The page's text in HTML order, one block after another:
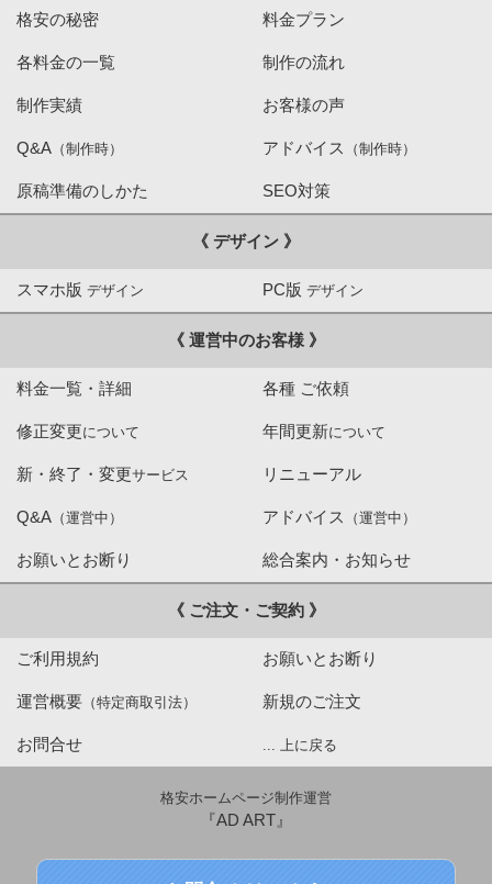
格安の秘密 料金プラン
各料金の一覧 制作の流れ
制作実績 お客様の声
Q&A （制作時） アドバイス （制作時）
原稿準備のしかた SEO対策
《 デザイン 》
スマホ版 デザイン PC版 デザイン
《 運営中のお客様 》
料金一覧・詳細 各種 ご依頼
修正変更について 年間更新について
新・終了・変更サービス リニューアル
Q&A （運営中） アドバイス （運営中）
お願いとお断り 総合案内・お知らせ
《 ご注文・ご契約 》
ご利用規約 お願いとお断り
運営概要 （特定商取引法） 新規のご注文
お問合せ ... 上に戻る
格安ホームページ制作運営
『AD ART』